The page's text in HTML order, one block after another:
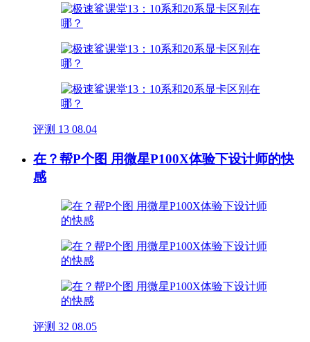
评测 13 08.04
在？帮P个图 用微星P100X体验下设计师的快
感
评测 32 08.05